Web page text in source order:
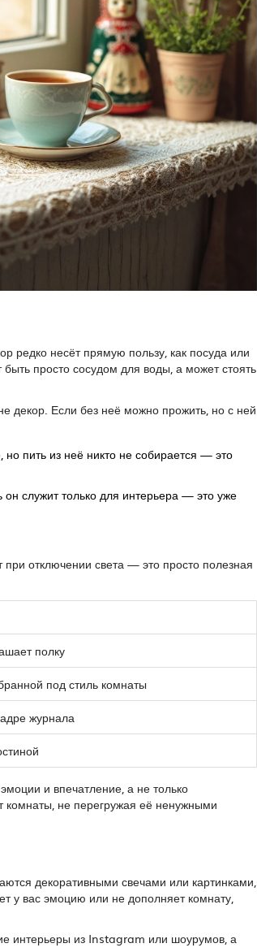
редко несёт прямую пользу, как посуда или
просто сосудом для воды, а может стоять
декор. Если без неё можно прожить, но с ней
пить из неё никто не собирается — это
служит только для интерьера — это уже
отключении света — это просто полезная
полку
под стиль комнаты
журнала
и впечатление, а не только
комнаты, не перегружая её ненужными
декоративными свечами или картинками,
у вас эмоцию или не дополняет комнату,
интерьеры из Instagram или шоурумов, а